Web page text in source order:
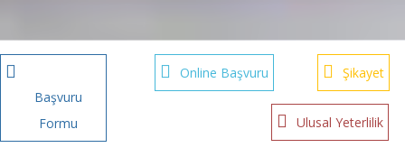
Şikayet
Online Başvuru
Başvuru
Formu
Ulusal Yeterlilik